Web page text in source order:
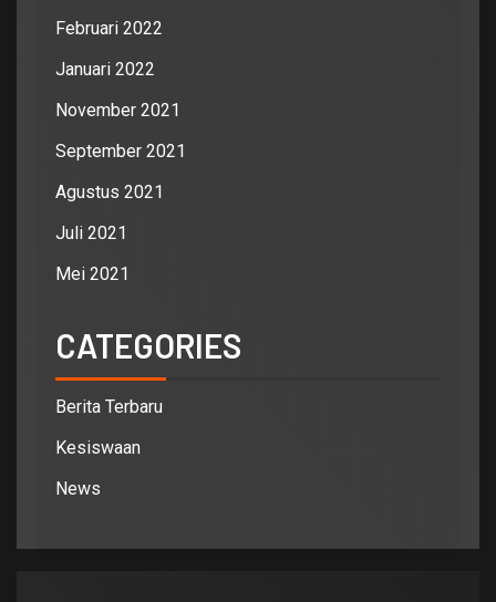
Februari 2022
Januari 2022
November 2021
September 2021
Agustus 2021
Juli 2021
Mei 2021
CATEGORIES
Berita Terbaru
Kesiswaan
News